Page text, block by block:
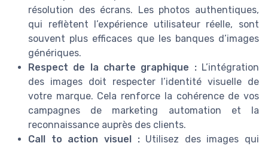
résolution des écrans. Les photos authentiques,
qui reflètent l’expérience utilisateur réelle, sont
souvent plus efficaces que les banques d’images
génériques.
Respect de la charte graphique :L’intégration
des images doit respecter l’identité visuelle de
votre marque. Cela renforce la cohérence de vos
campagnes de marketing automation et la
reconnaissance auprès des clients.
Call to action visuel :Utilisez des images qui